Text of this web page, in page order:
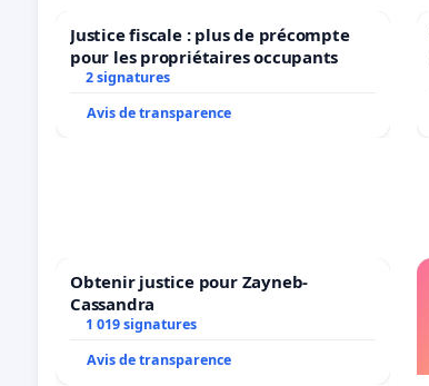
Justice fiscale : plus de précompte
pour les propriétaires occupants
2 signatures
Avis de transparence
Obtenir justice pour Zayneb-
Cassandra
1 019 signatures
Avis de transparence